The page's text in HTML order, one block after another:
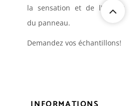
la sensation et de l'aspect
du panneau.
Demandez vos échantillons!